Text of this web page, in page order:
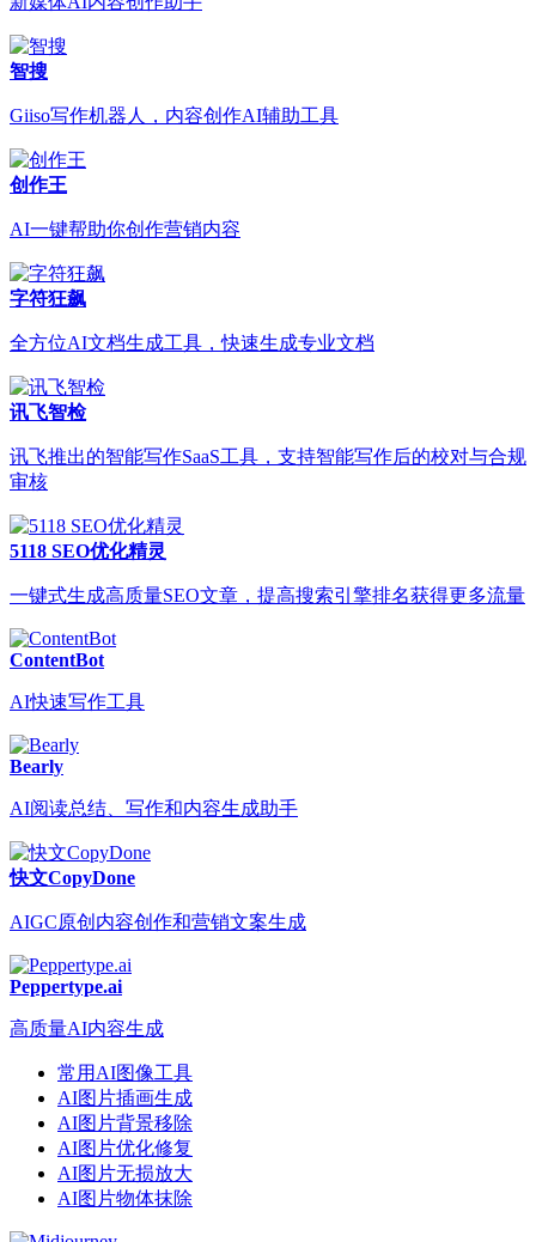
智搜
Giiso写作机器人，内容创作AI辅助工具
创作王
AI一键帮助你创作营销内容
字符狂飙
全方位AI文档生成工具，快速生成专业文档
讯飞智检
讯飞推出的智能写作SaaS工具，支持智能写作后的校对与合规
审核
5118 SEO优化精灵
一键式生成高质量SEO文章，提高搜索引擎排名获得更多流量
ContentBot
AI快速写作工具
Bearly
AI阅读总结、写作和内容生成助手
快文CopyDone
AIGC原创内容创作和营销文案生成
Peppertype.ai
高质量AI内容生成
常用AI图像工具
AI图片插画生成
AI图片背景移除
AI图片优化修复
AI图片无损放大
AI图片物体抹除